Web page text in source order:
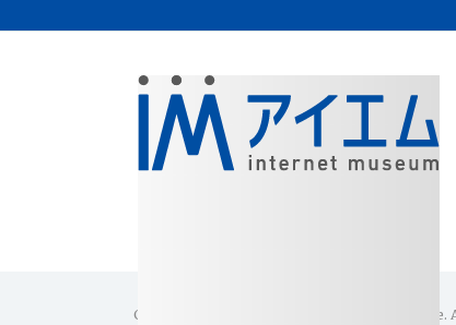
Copyright(C)1996-2026 Internet Museum Office.